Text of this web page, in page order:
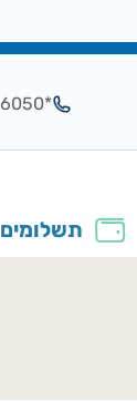
*6050
תשלומים